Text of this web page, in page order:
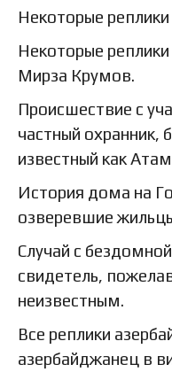
Некоторые
Некоторые
Мирза Крумов.
Происшествие с
частный
известный как
История дома на
озверевшие
Случай с
свидетель,
неизвестным.
Все реплики
азербайджанец в